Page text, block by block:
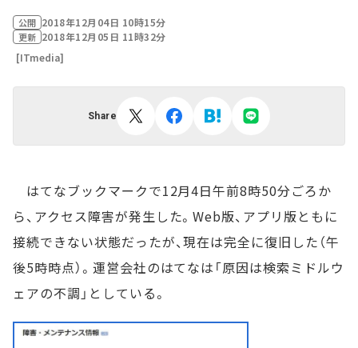
公開 2018年12月04日 10時15分
更新 2018年12月05日 11時32分
[ITmedia]
Share
はてなブックマークで12月4日午前8時50分ごろか
ら、アクセス障害が発生した。Web版、アプリ版ともに
接続できない状態だったが、現在は完全に復旧した（午
後5時時点）。運営会社のはてなは「原因は検索ミドルウ
ェアの不調」としている。